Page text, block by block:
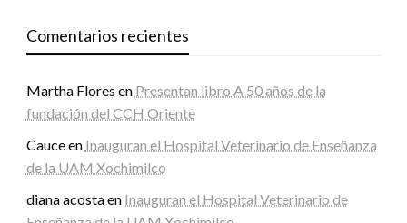
Comentarios recientes
Martha Flores en Presentan libro A 50 años de la
fundación del CCH Oriente
Cauceen Inauguran el Hospital Veterinario de Enseñanza
de la UAM Xochimilco
diana acostaen Inauguran el Hospital Veterinario de